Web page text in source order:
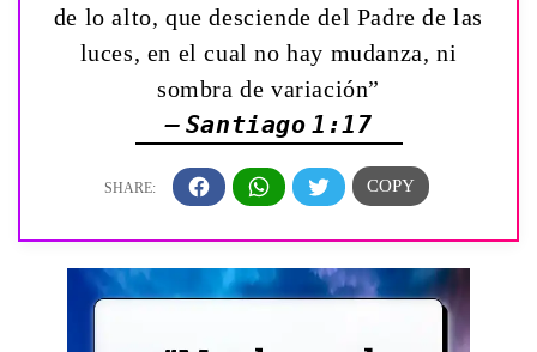
de lo alto, que desciende del Padre de las
luces, en el cual no hay mudanza, ni
sombra de variación”
— Santiago 1:17